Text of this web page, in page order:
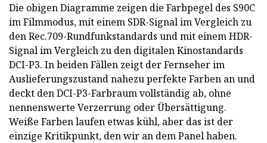
Die obigen Diagramme zeigen die Farbpegel des S90C
im Filmmodus, mit einem SDR-Signal im Vergleich zu
den Rec.709-Rundfunkstandards und mit einem HDR-
Signal im Vergleich zu den digitalen Kinostandards
DCI-P3. In beiden Fällen zeigt der Fernseher im
Auslieferungszustand nahezu perfekte Farben an und
deckt den DCI-P3-Farbraum vollständig ab, ohne
nennenswerte Verzerrung oder Übersättigung.
Weiße Farben laufen etwas kühl, aber das ist der
einzige Kritikpunkt, den wir an dem Panel haben.